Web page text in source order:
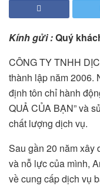
Kính gửi :Quý
CÔNG TY TNHH
thành lập năm 2006.
định tôn chỉ hành
QUẢ CỦA BẠN” và
chất lượng dịch vụ.
Sau gần 20 năm xây
và nỗ lực của mình,
về cung cấp dịch vụ